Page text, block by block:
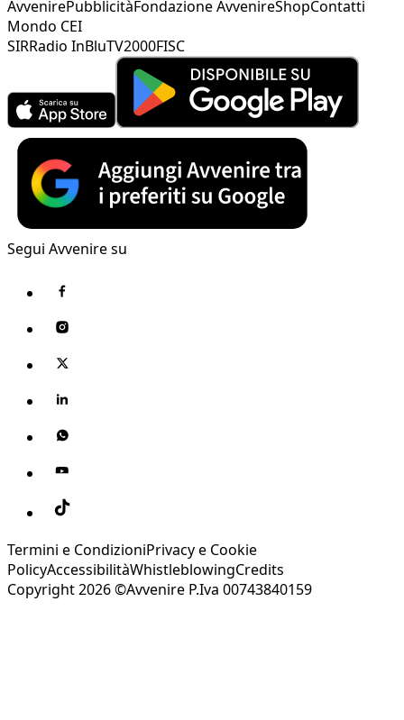
AvvenirePubblicitàFondazione AvvenireShopContatti
Mondo CEI
SIRRadio InBluTV2000FISC
Segui Avvenire su
Termini e CondizioniPrivacy e Cookie
PolicyAccessibilitàWhistleblowingCredits
Copyright 2026 ©Avvenire P.Iva 00743840159